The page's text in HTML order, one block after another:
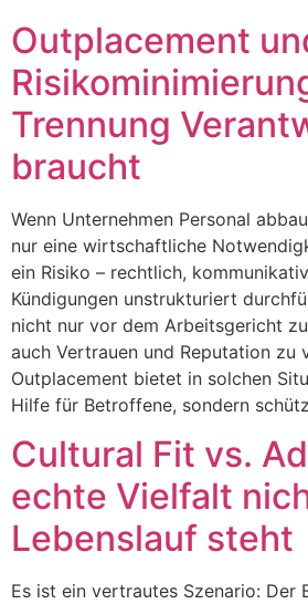
Outplacement
Trennung
braucht
Wenn Unternehmen Personal
nur eine wirtschaftliche
ein Risiko – rechtlich,
Kündigungen unstrukturiert
nicht nur vor dem Arbeitsgericht
auch Vertrauen und Reputation zu
Outplacement bietet in solchen
Hilfe für Betroffene, sondern
Cultural Fit vs.
echte Vielfalt
Lebenslauf steht
Es ist ein vertrautes Szenario: Der